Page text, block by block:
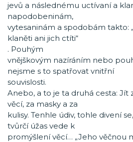
jevů a následnému uctívaní a
napodobeninám,
vytesaninám a spodobám takto:
klaněti ani jich ctíti“
. Pouhým
vnějškovým nazíráním nebo
nejsme s to spatřovat vnitřní
souvislosti.
Anebo, a to je ta druhá cesta:
věcí, za masky a za
kulisy. Tenhle údiv, tohle divení
tvůrčí úžas vede k
promýšlení věcí… „Jeho věčnou